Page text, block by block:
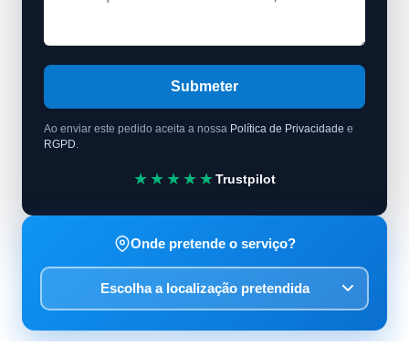
Submeter
Ao enviar este pedido aceita a nossa Política de Privacidade e
RGPD
★★★★★Trustpilot
Onde pretende o serviço?